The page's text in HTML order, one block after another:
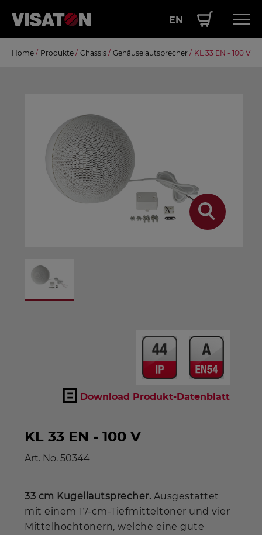
Hauptnavigation
PRODUKTE
ÜBER UNS
EN
Home / Produkte / Chassis / Gehäuselautsprecher / KL 33 EN - 100 V
Download Produkt-Datenblatt
KL 33 EN - 100 V
Art. No. 50344
33 cm Kugellautsprecher. Ausgestattet
mit einem 17-cm-Tiefmitteltöner und vier
Mittelhochtönern, welche eine gute